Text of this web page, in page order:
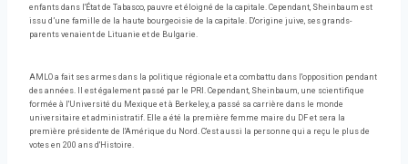
enfants dans l'État de Tabasco, pauvre et éloigné de la capitale. Cependant, Sheinbaum est
issu d’une famille de la haute bourgeoisie de la capitale. D'origine juive, ses grands-
parents venaient de Lituanie et de Bulgarie.
AMLO a fait ses armes dans la politique régionale et a combattu dans l'opposition pendant
des années. Il est également passé par le PRI. Cependant, Sheinbaum, une scientifique
formée à l'Université du Mexique et à Berkeley, a passé sa carrière dans le monde
universitaire et administratif. Elle a été la première femme maire du DF et sera la
première présidente de l'Amérique du Nord. C'est aussi la personne qui a reçu le plus de
votes en 200 ans d'Histoire.